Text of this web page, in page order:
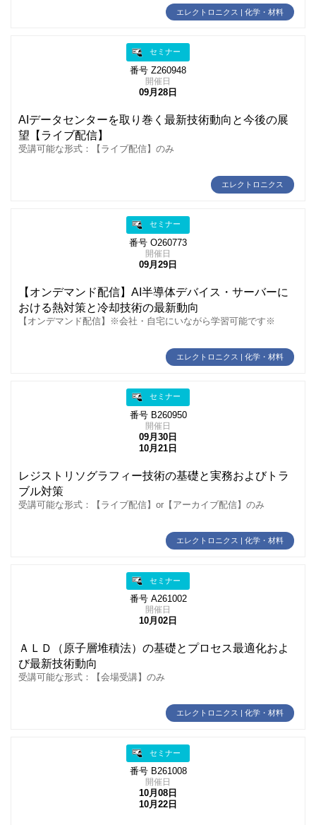
エレクトロニクス | 化学・材料
セミナー
番号 Z260948
開催日
09月28日
AIデータセンターを取り巻く最新技術動向と今後の展
望【ライブ配信】
受講可能な形式：【ライブ配信】のみ
エレクトロニクス
セミナー
番号 O260773
開催日
09月29日
【オンデマンド配信】AI半導体デバイス・サーバーに
おける熱対策と冷却技術の最新動向
【オンデマンド配信】※会社・自宅にいながら学習可能です※
エレクトロニクス | 化学・材料
セミナー
番号 B260950
開催日
09月30日
10月21日
レジストリソグラフィー技術の基礎と実務およびトラ
ブル対策
受講可能な形式：【ライブ配信】or【アーカイブ配信】のみ
エレクトロニクス | 化学・材料
セミナー
番号 A261002
開催日
10月02日
ＡＬＤ（原子層堆積法）の基礎とプロセス最適化およ
び最新技術動向
受講可能な形式：【会場受講】のみ
エレクトロニクス | 化学・材料
セミナー
番号 B261008
開催日
10月08日
10月22日